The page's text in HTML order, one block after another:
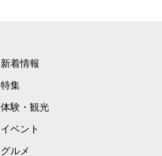
新着情報
特集
体験・観光
イベント
グルメ